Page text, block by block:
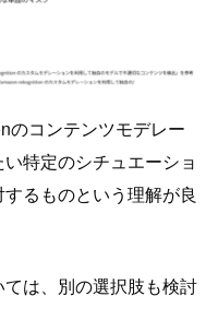
のコンテンツモデレー
特定のシチュエーショ
るものという理解が良
は、別の選択肢も検討